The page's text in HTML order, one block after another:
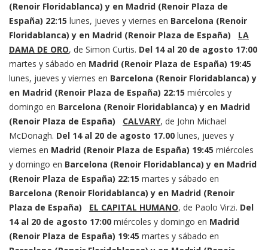
(Renoir Floridablanca) y en Madrid (Renoir Plaza de
España) 22:15 lunes, jueves y viernes en Barcelona (Renoir
Floridablanca) y en Madrid (Renoir Plaza de España)
LA
DAMA DE ORO, de Simon Curtis. Del 14 al 20 de agosto 17:00
martes y sábado en Madrid (Renoir Plaza de España) 19:45
lunes, jueves y viernes en Barcelona (Renoir Floridablanca) y
en Madrid (Renoir Plaza de España) 22:15 miércoles y
domingo en Barcelona (Renoir Floridablanca) y en Madrid
(Renoir Plaza de España)
CALVARY, de John Michael
McDonagh. Del 14 al 20 de agosto 17.00 lunes, jueves y
viernes en Madrid (Renoir Plaza de España) 19:45 miércoles
y domingo en Barcelona (Renoir Floridablanca) y en Madrid
(Renoir Plaza de España) 22:15 martes y sábado en
Barcelona (Renoir Floridablanca) y en Madrid (Renoir
Plaza de España)
EL CAPITAL HUMANO, de Paolo Virzi. Del
14 al 20 de agosto 17:00 miércoles y domingo en Madrid
(Renoir Plaza de España) 19:45 martes y sábado en